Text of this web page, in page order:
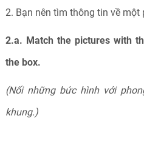
2. Bạn nên tìm thông tin về
2.a. Match the pictures with
the box.
(Nối những bức hình với
khung.)